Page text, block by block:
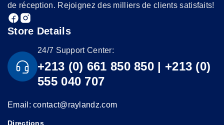
de réception. Rejoignez des milliers de clients satisfaits!
Store Details
24/7 Support Center:
+213 (0) 661 850 850 | +213 (0)
555 040 707
Email: contact@raylandz.com
Directions